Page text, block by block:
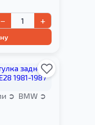
− +
BMW